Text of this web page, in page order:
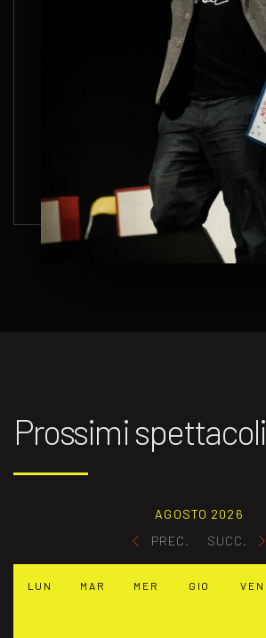
Prossimi spettacoli
PREC.
AGOSTO 2026
SUCC.
LUN MAR MER GIO VEN